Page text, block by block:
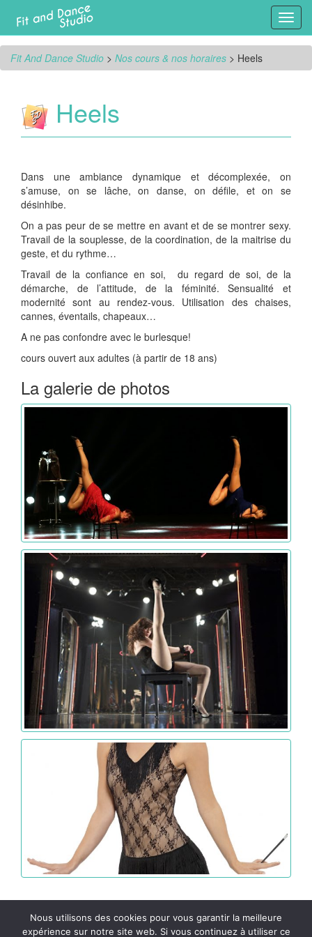
Fit And Dance Studio > Nos cours & nos horaires > Heels
Heels
Dans une ambiance dynamique et décomplexée, on
s’amuse, on se lâche, on danse, on défile, et on se
désinhibe.
On a pas peur de se mettre en avant et de se montrer sexy.
Travail de la souplesse, de la coordination, de la maitrise du
geste, et du rythme…
Travail de la confiance en soi, du regard de soi, de la
démarche, de l’attitude, de la féminité. Sensualité et
modernité sont au rendez-vous. Utilisation des chaises,
cannes, éventails, chapeaux…
A ne pas confondre avec le burlesque!
cours ouvert aux adultes (à partir de 18 ans)
La galerie de photos
Nous utilisons des cookies pour vous garantir la meilleure
expérience sur notre site web. Si vous continuez à utiliser ce